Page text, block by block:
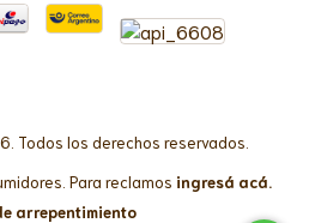
Todos los derechos reservados.
Para reclamos ingresá acá.
arrepentimiento